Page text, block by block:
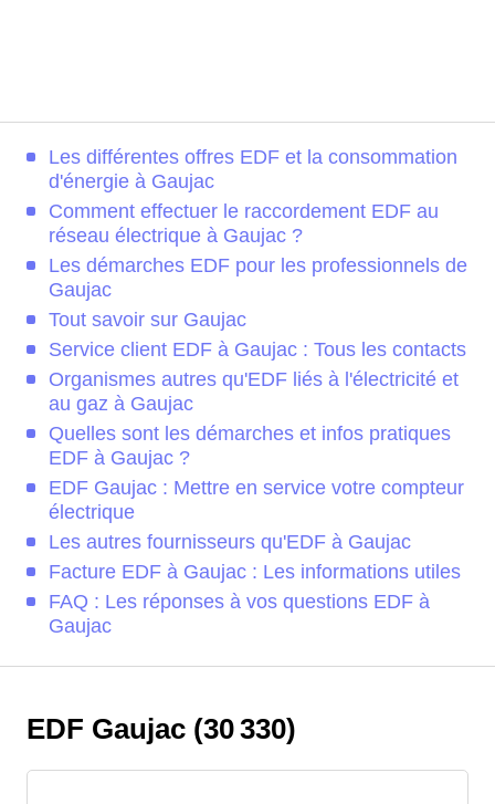
Les différentes offres EDF et la consommation
d'énergie à Gaujac
Comment effectuer le raccordement EDF au
réseau électrique à Gaujac ?
Les démarches EDF pour les professionnels de
Gaujac
Tout savoir sur Gaujac
Service client EDF à Gaujac : Tous les contacts
Organismes autres qu'EDF liés à l'électricité et
au gaz à Gaujac
Quelles sont les démarches et infos pratiques
EDF à Gaujac ?
EDF Gaujac : Mettre en service votre compteur
électrique
Les autres fournisseurs qu'EDF à Gaujac
Facture EDF à Gaujac : Les informations utiles
FAQ : Les réponses à vos questions EDF à
Gaujac
EDF Gaujac (30 330)